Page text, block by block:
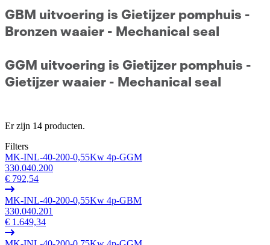
GBM uitvoering is Gietijzer pomphuis -
Bronzen waaier - Mechanical seal
GGM uitvoering is Gietijzer pomphuis -
Gietijzer waaier - Mechanical seal
Er zijn 14 producten.
Filters
MK-INL-40-200-0,55Kw 4p-GGM
330.040.200
€ 792,54
MK-INL-40-200-0,55Kw 4p-GBM
330.040.201
€ 1.649,34